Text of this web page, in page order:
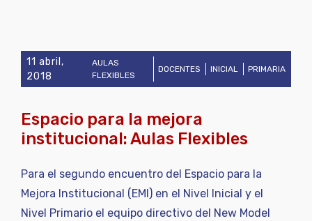
11 abril,
2018
AULAS
FLEXIBLES
DOCENTES INICIAL PRIMARIA
Espacio para la mejora
institucional: Aulas Flexibles
Para el segundo encuentro del Espacio para la
Mejora Institucional (EMI) en el Nivel Inicial y el
Nivel Primario el equipo directivo del New Model